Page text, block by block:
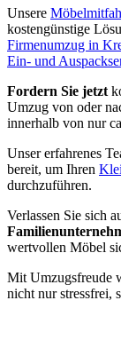
Unsere
kostengünstige
Firmenumzug in
Ein- und
Fordern Sie jetzt
Umzug von oder
innerhalb von nur
Unser erfahrenes
bereit, um Ihren
durchzuführen.
Verlassen Sie sich
wertvollen Möbel
Mit Umzugsfreude
nicht nur stressfrei,